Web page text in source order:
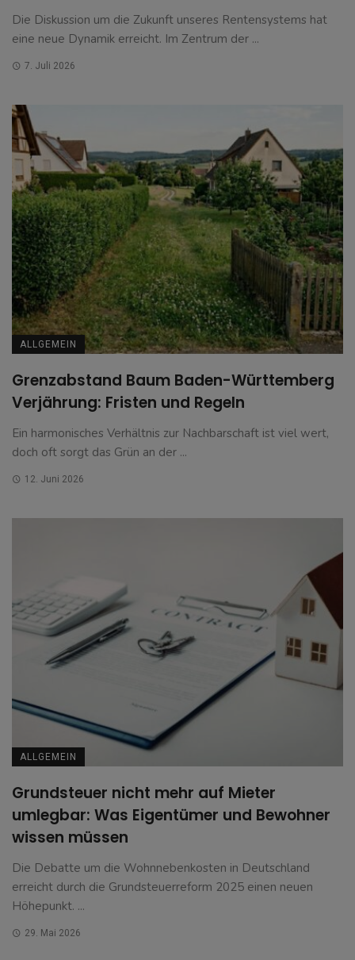
Die Diskussion um die Zukunft unseres Rentensystems hat
eine neue Dynamik erreicht. Im Zentrum der ...
7. Juli 2026
ALLGEMEIN
Grenzabstand Baum Baden-Württemberg
Verjährung: Fristen und Regeln
Ein harmonisches Verhältnis zur Nachbarschaft ist viel wert,
doch oft sorgt das Grün an der ...
12. Juni 2026
ALLGEMEIN
Grundsteuer nicht mehr auf Mieter
umlegbar: Was Eigentümer und Bewohner
wissen müssen
Die Debatte um die Wohnnebenkosten in Deutschland
erreicht durch die Grundsteuerreform 2025 einen neuen
Höhepunkt. ...
29. Mai 2026